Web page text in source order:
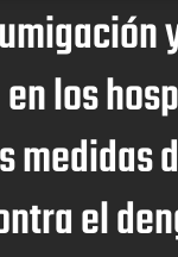
los
medidas
el